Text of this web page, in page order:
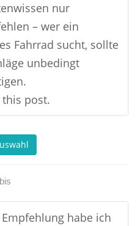
nur
– wer ein
Fahrrad sucht, sollte
unbedingt
post.
habe ich